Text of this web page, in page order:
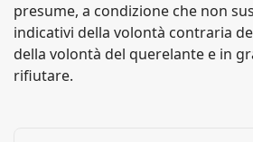
presume, a condizione che non
indicativi della volontà contraria
della volontà del querelante e in
rifiutare.